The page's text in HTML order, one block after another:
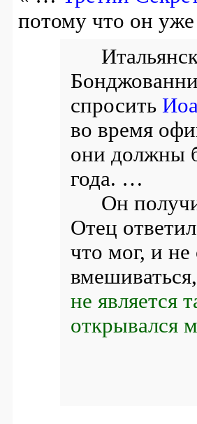
потому что он
спросить
во время
они должны
года. …
Он
Отец
что мог, и
не является
открывался